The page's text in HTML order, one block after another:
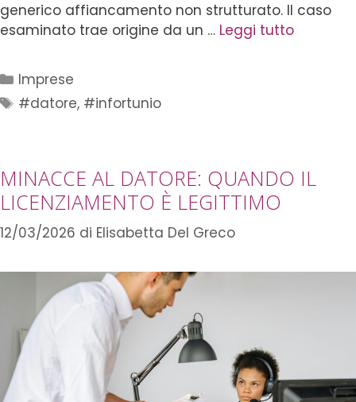
generico affiancamento non strutturato. Il caso
esaminato trae origine da un … Leggi tutto
Imprese
#datore, #infortunio
MINACCE AL DATORE: QUANDO IL
LICENZIAMENTO È LEGITTIMO
12/03/2026 di Elisabetta Del Greco